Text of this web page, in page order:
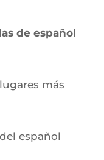
de español
más
del español